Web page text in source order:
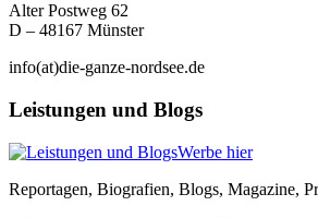
Alter Postweg 62
D – 48167 Münster
info(at)die-ganze-nordsee.de
Leistungen und Blogs
Werbe hier
Reportagen, Biografien, Blogs, Magazine,